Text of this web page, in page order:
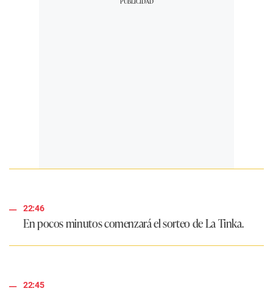
22:46
En pocos minutos comenzará el sorteo deLa Tinka.
22:45